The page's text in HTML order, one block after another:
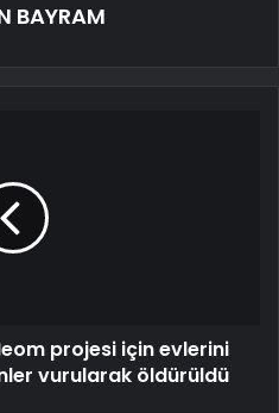
BAYRAM
projesi için evlerini
vurularak öldürüldü